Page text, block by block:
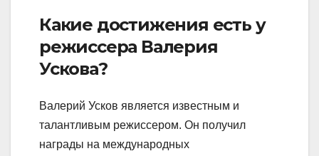
Какие достижения есть у
режиссера Валерия
Ускова?
Валерий Усков является известным и
талантливым режиссером. Он получил
награды на международных